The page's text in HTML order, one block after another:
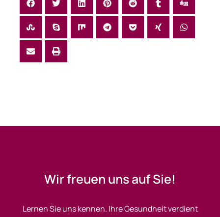
Wir freuen uns auf Sie!
Lernen Sie uns kennen. Ihre Gesundheit verdient